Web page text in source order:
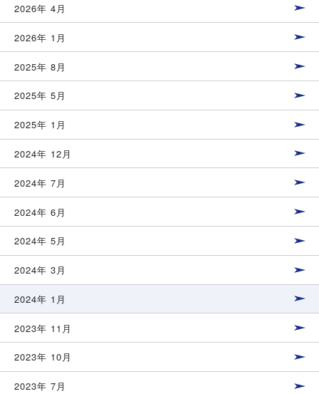
2026年 4月
2026年 1月
2025年 8月
2025年 5月
2025年 1月
2024年 12月
2024年 7月
2024年 6月
2024年 5月
2024年 3月
2024年 1月
2023年 11月
2023年 10月
2023年 7月